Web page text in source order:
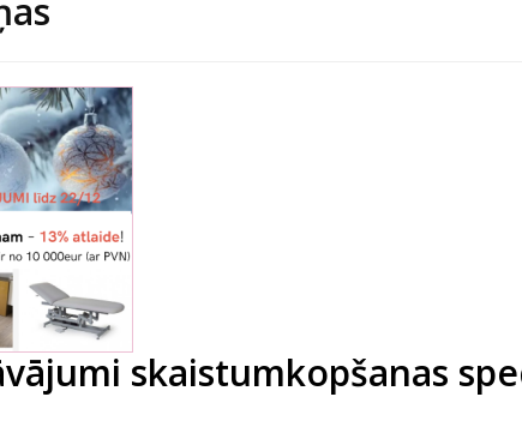
skaistumkopšanas